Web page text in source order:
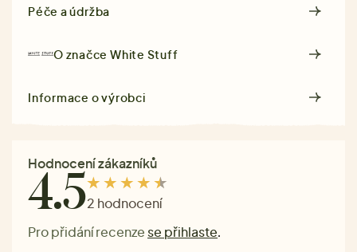
Péče a údržba
O značceWhite Stuff
Informace o výrobci
Hodnocení zákazníků
4.52 hodnocení
Pro přidání recenze se přihlaste.